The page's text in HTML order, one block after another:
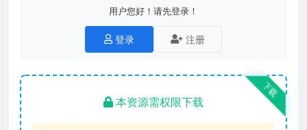
用户您好！请先登录！
登录 注册
下载
本资源需权限下载